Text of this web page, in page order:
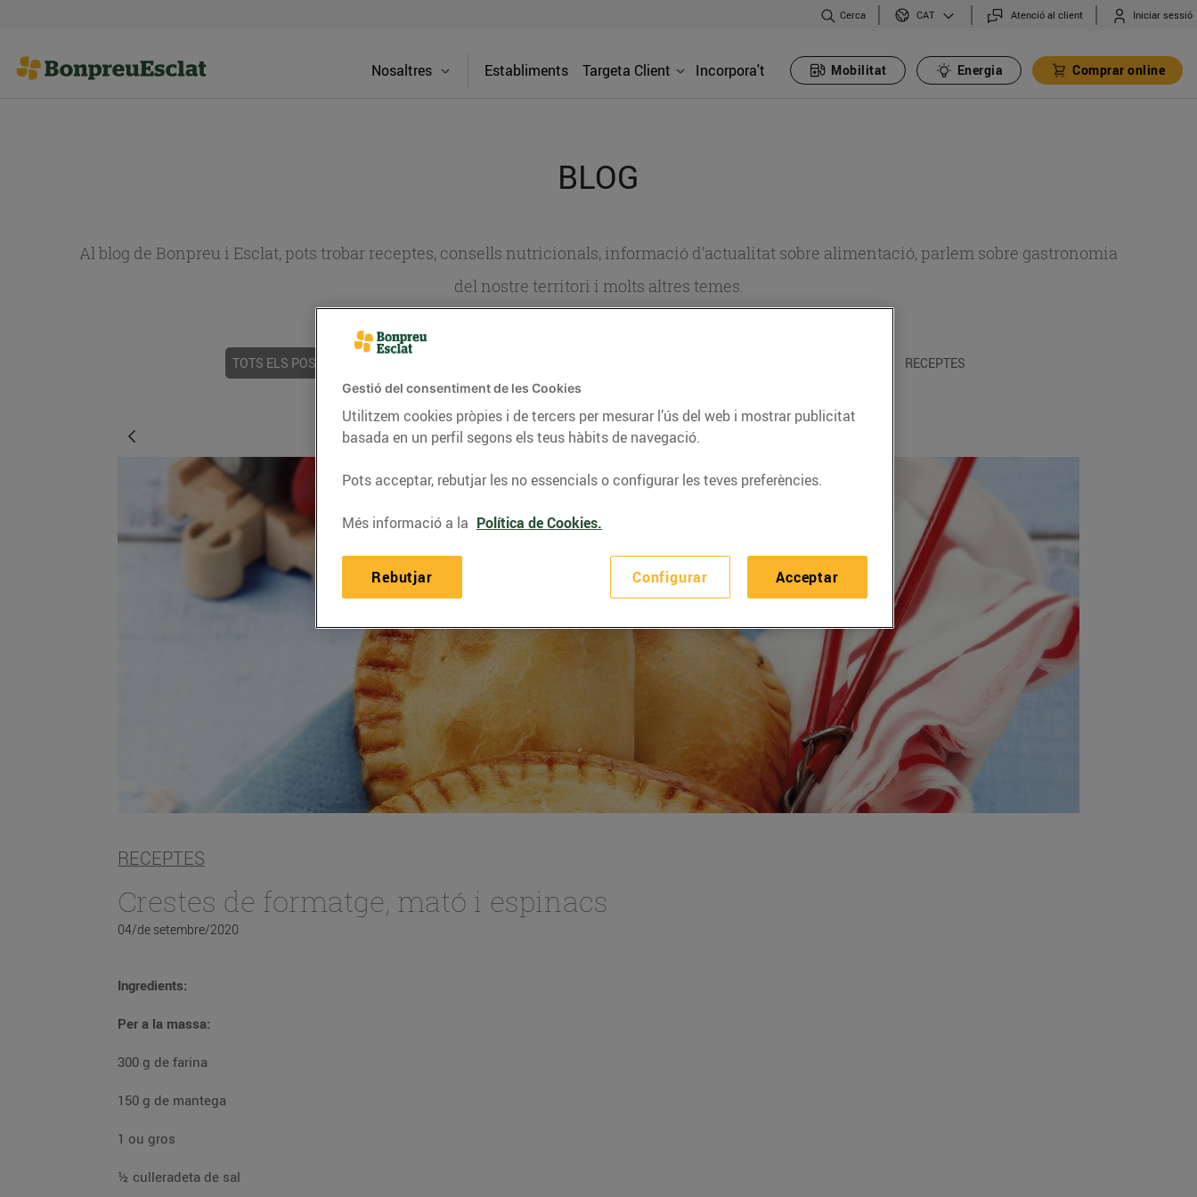
Cerca CAT Atenció al client Iniciar sessió
Nosaltres Establiments Targeta Client Incorpora't Mobilitat Energia Comprar online
BLOG
Al blog de Bonpreu i Esclat, pots trobar receptes, consells nutricionals, informació d’actualitat sobre alimentació, parlem sobre gastronomia
del nostre territori i molts altres temes.
TOTS ELS POSTS RECEPTES
RECEPTES
Crestes de formatge, mató i espinacs
04/de setembre/2020
Ingredients:
Per a la massa:
300 g de farina
150 g de mantega
1 ou gros
½ culleradeta de sal
Gestió del consentiment de les Cookies
Utilitzem cookies pròpies i de tercers per mesurar l’ús del web i mostrar publicitat
basada en un perfil segons els teus hàbits de navegació.
Pots acceptar, rebutjar les no essencials o configurar les teves preferències.
Més informació a la Política de Cookies.
Configurar
Rebutjar Acceptar